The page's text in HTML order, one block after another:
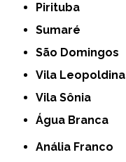
Pirituba
Sumaré
São Domingos
Vila Leopoldina
Vila Sônia
Água Branca
Anália Franco